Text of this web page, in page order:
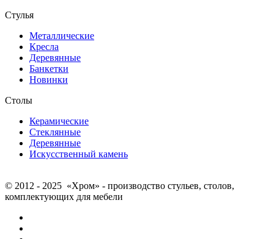
Стулья
Металлические
Кресла
Деревянные
Банкетки
Новинки
Столы
Керамические
Стеклянные
Деревянные
Искусственный камень
© 2012 - 2025 «Хром» - производство стульев, столов,
комплектующих для мебели